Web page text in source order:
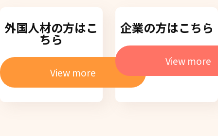
外国人材の方はこ
ちら
View more
企業の方はこちら
View more